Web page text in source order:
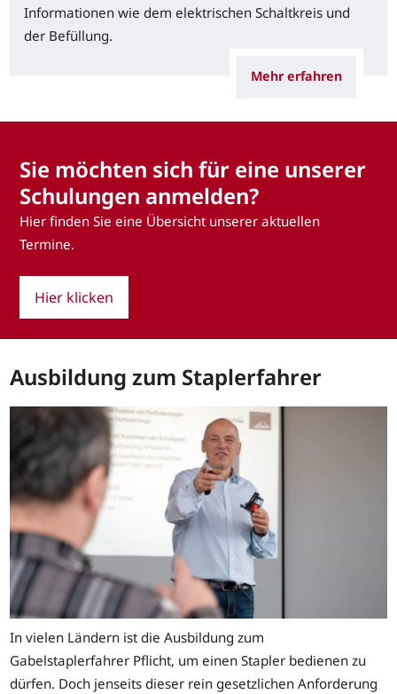
Informationen wie dem elektrischen Schaltkreis und
der Befüllung.
Mehr erfahren
Sie möchten sich für eine unserer
Schulungen anmelden?
Hier finden Sie eine Übersicht unserer aktuellen
Termine.
Hier klicken
Ausbildung zum Staplerfahrer
In vielen Ländern ist die Ausbildung zum
Gabelstaplerfahrer Pflicht, um einen Stapler bedienen zu
dürfen. Doch jenseits dieser rein gesetzlichen Anforderung